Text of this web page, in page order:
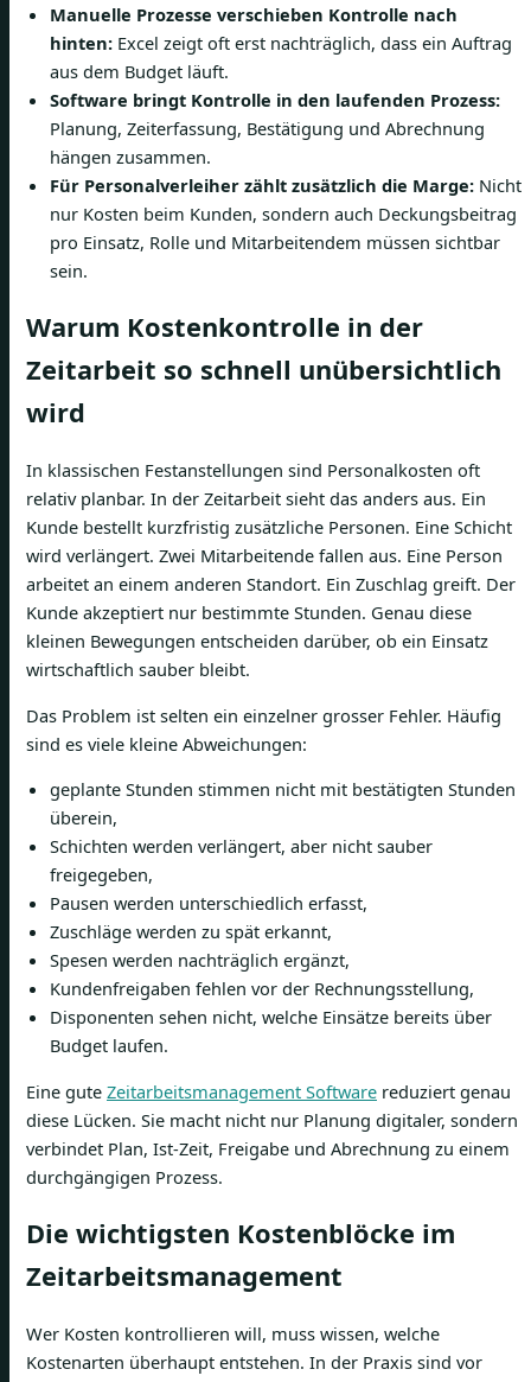
Manuelle Prozesse verschieben Kontrolle nach
hinten: Excel zeigt oft erst nachträglich, dass ein Auftrag
aus dem Budget läuft.
Software bringt Kontrolle in den laufenden Prozess:
Planung, Zeiterfassung, Bestätigung und Abrechnung
hängen zusammen.
Für Personalverleiher zählt zusätzlich die Marge: Nicht
nur Kosten beim Kunden, sondern auch Deckungsbeitrag
pro Einsatz, Rolle und Mitarbeitendem müssen sichtbar
sein.
Warum Kostenkontrolle in der
Zeitarbeit so schnell unübersichtlich
wird
In klassischen Festanstellungen sind Personalkosten oft
relativ planbar. In der Zeitarbeit sieht das anders aus. Ein
Kunde bestellt kurzfristig zusätzliche Personen. Eine Schicht
wird verlängert. Zwei Mitarbeitende fallen aus. Eine Person
arbeitet an einem anderen Standort. Ein Zuschlag greift. Der
Kunde akzeptiert nur bestimmte Stunden. Genau diese
kleinen Bewegungen entscheiden darüber, ob ein Einsatz
wirtschaftlich sauber bleibt.
Das Problem ist selten ein einzelner grosser Fehler. Häufig
sind es viele kleine Abweichungen:
geplante Stunden stimmen nicht mit bestätigten Stunden
überein,
Schichten werden verlängert, aber nicht sauber
freigegeben,
Pausen werden unterschiedlich erfasst,
Zuschläge werden zu spät erkannt,
Spesen werden nachträglich ergänzt,
Kundenfreigaben fehlen vor der Rechnungsstellung,
Disponenten sehen nicht, welche Einsätze bereits über
Budget laufen.
Eine gute Zeitarbeitsmanagement Software reduziert genau
diese Lücken. Sie macht nicht nur Planung digitaler, sondern
verbindet Plan, Ist-Zeit, Freigabe und Abrechnung zu einem
durchgängigen Prozess.
Die wichtigsten Kostenblöcke im
Zeitarbeitsmanagement
Wer Kosten kontrollieren will, muss wissen, welche
Kostenarten überhaupt entstehen. In der Praxis sind vor